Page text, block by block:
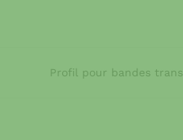
Profil pour bandes